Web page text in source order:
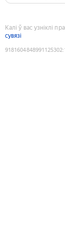
Калі ў вас узніклі
сувязі
9181604848991125302: